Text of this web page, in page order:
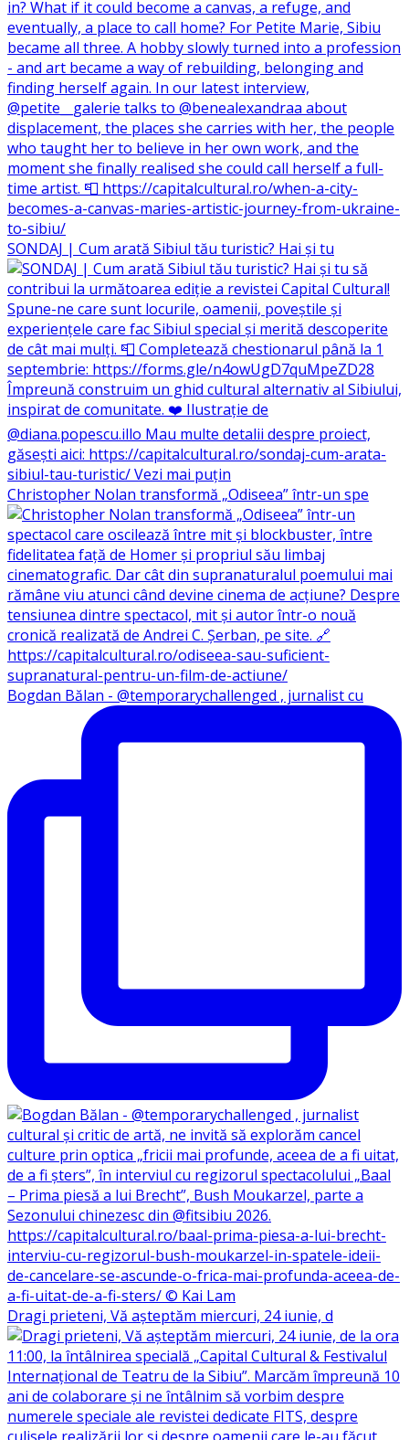
SONDAJ | Cum arată Sibiul tău turistic? Hai și tu
Christopher Nolan transformă „Odiseea” într-un spe
Bogdan Bălan - @temporarychallenged , jurnalist cu
Dragi prieteni, Vă așteptăm miercuri, 24 iunie, d